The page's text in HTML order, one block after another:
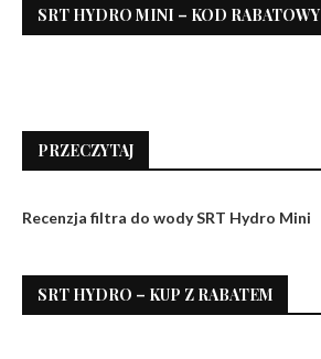
SRT HYDRO MINI – KOD RABATOWY
PRZECZYTAJ
Recenzja filtra do wody SRT Hydro Mini
SRT HYDRO – KUP Z RABATEM